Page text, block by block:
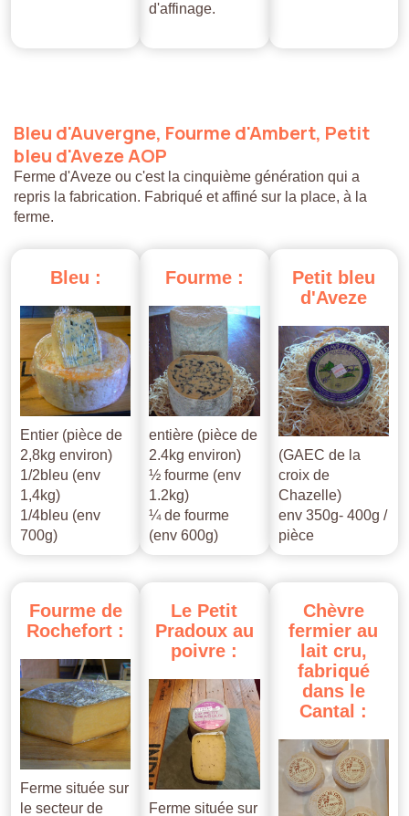
d'affinage.
Bleu d'Auvergne, Fourmed'Ambert, Petit
bleu d'AvezeAOP
Ferme d'Aveze ou c'est la cinquième génération qui a
repris la fabrication. Fabriqué et affiné sur la place, à la
ferme.
Bleu :
Entier (pièce de
2,8kg environ)
1/2bleu (env
1,4kg)
1/4bleu (env
700g)
Fourme :
entière (pièce de
2.4kg environ)
½ fourme (env
1.2kg)
¼ de fourme
(env 600g)
Petit bleu
d'Aveze
(GAEC de la
croix de
Chazelle)
env 350g- 400g /
pièce
Fourme de
Rochefort :
Ferme située sur
le secteur de
Le Petit
Pradoux au
poivre :
Ferme située sur
Chèvre
fermier au
lait cru,
fabriqué
dans le
Cantal :